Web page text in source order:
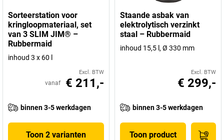
Sorteerstation voor
kringloopmateriaal, set
van 3 SLIM JIM® –
Rubbermaid
inhoud 3 x 60 l
Excl. BTW
vanaf € 211,-
binnen 3-5 werkdagen
Toon 2 varianten
Staande asbak van
elektrolytisch verzinkt
staal – Rubbermaid
inhoud 15,5 l, Ø 330 mm
Excl. BTW
€ 299,-
binnen 3-5 werkdagen
Toon product